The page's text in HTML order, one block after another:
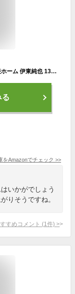
サッカーユニフォーム レプリカ キッズ 日本代表ホーム 伊東純也 130cm新
る
をAmazonでチェック >>
いかがでしょう
りそうですね。
すめコメント (1 件) >